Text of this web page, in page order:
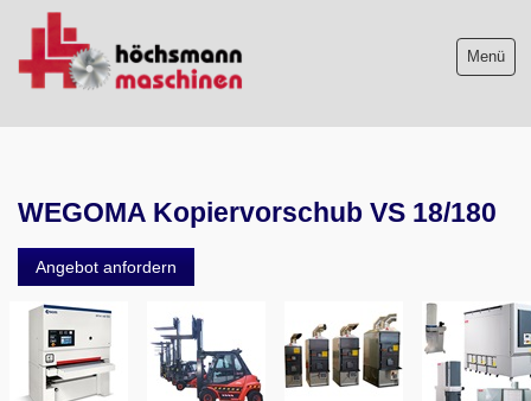
Menü
Maschinenankauf
Shop
Videos
Service
WEGOMA Kopiervorschub VS 18/180
Angebot anfordern